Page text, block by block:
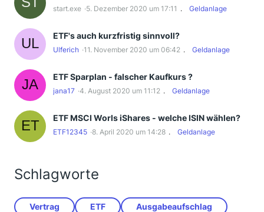
start.exe 5. Dezember 2020 um 17:11 Geldanlage
ETF's auch kurzfristig sinnvoll?
Ulferich 11. November 2020 um 06:42 Geldanlage
ETF Sparplan - falscher Kaufkurs ?
jana17 4. August 2020 um 11:12 Geldanlage
ETF MSCI Worls iShares - welche ISIN wählen?
ETF12345 8. April 2020 um 14:28 Geldanlage
Schlagworte
Vertrag ETF Ausgabeaufschlag